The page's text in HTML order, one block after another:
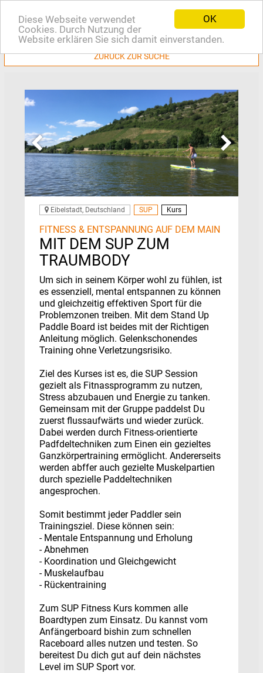
OK
Diese Webseite verwendet
Cookies. Durch Nutzung der
Website erklären Sie sich damit einverstanden.
ZURÜCK ZUR SUCHE
Eibelstadt, Deutschland SUP Kurs
FITNESS & ENTSPANNUNG AUF DEM MAIN
MIT DEM SUP ZUM
TRAUMBODY
Um sich in seinem Körper wohl zu fühlen, ist
es essenziell, mental entspannen zu können
und gleichzeitig effektiven Sport für die
Problemzonen treiben. Mit dem Stand Up
Paddle Board ist beides mit der Richtigen
Anleitung möglich. Gelenkschonendes
Training ohne Verletzungsrisiko.
Ziel des Kurses ist es, die SUP Session
gezielt als Fitnassprogramm zu nutzen,
Stress abzubauen und Energie zu tanken.
Gemeinsam mit der Gruppe paddelst Du
zuerst flussaufwärts und wieder zurück.
Dabei werden durch Fitness-orientierte
Padfdeltechniken zum Einen ein gezieltes
Ganzkörpertraining ermöglicht. Andererseits
werden abffer auch gezielte Muskelpartien
durch spezielle Paddeltechniken
angesprochen.
Somit bestimmt jeder Paddler sein
Trainingsziel. Diese können sein:
- Mentale Entspannung und Erholung
- Abnehmen
- Koordination und Gleichgewicht
- Muskelaufbau
- Rückentraining
Zum SUP Fitness Kurs kommen alle
Boardtypen zum Einsatz. Du kannst vom
Anfängerboard bishin zum schnellen
Raceboard alles nutzen und testen. So
bereitest Du dich gut auf dein nächstes
Level im SUP Sport vor.